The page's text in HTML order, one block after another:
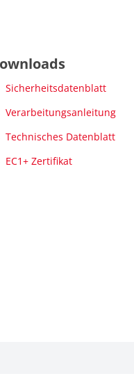
Sicherheitsdatenblatt
Verarbeitungsanleitung
Technisches Datenblatt
EC1+ Zertifikat